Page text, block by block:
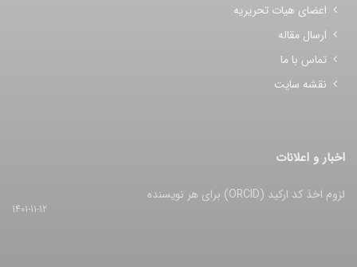
اعضای هیات تحریریه
ارسال مقاله
تماس با ما
نقشه سایت
اخبار و اعلانات
لزوم اخذ کد ارکید (ORCID) برای هر نویسنده
1401-11-12